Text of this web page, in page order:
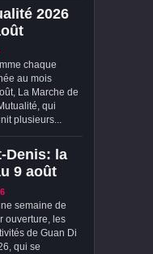
2026
chaque
au mois
La Marche de
qui
plusieurs...
Denis: la
9 août
semaine de
ouverture, les
de Guan Di
qui se